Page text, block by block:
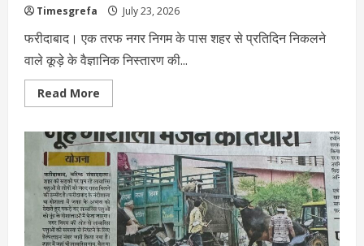
Timesgrefa July 23, 2026
फरीदाबाद। एक तरफ नगर निगम के पास शहर से प्रतिदिन निकलने
वाले कूड़े के वैज्ञानिक निस्तारण की...
Read More